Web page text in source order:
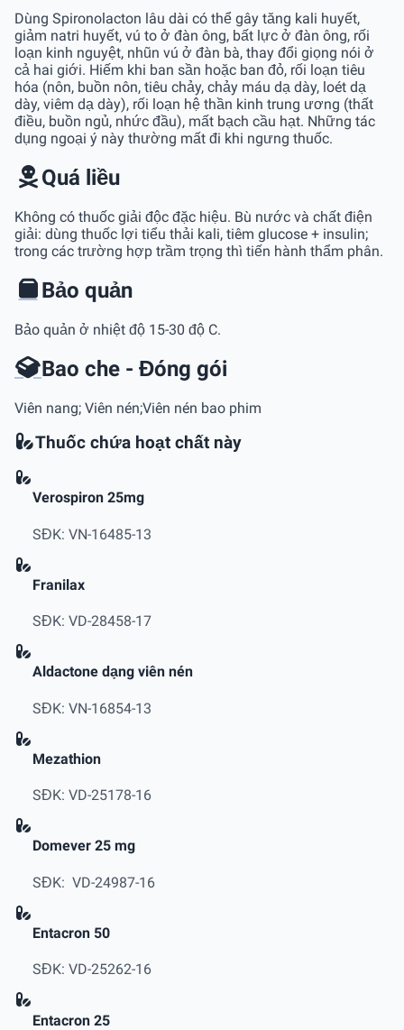
Dùng Spironolacton lâu dài có thể gây tăng kali huyết,
giảm natri huyết, vú to ở đàn ông, bất lực ở đàn ông, rối
loạn kinh nguyệt, nhũn vú ở đàn bà, thay đổi giọng nói ở
cả hai giới. Hiếm khi ban sần hoặc ban đỏ, rối loạn tiêu
hóa (nôn, buồn nôn, tiêu chảy, chảy máu dạ dày, loét dạ
dày, viêm dạ dày), rối loạn hệ thần kinh trung ương (thất
điều, buồn ngủ, nhức đầu), mất bạch cầu hạt. Những tác
dụng ngoại ý này thường mất đi khi ngưng thuốc.
Quá liều
Không có thuốc giải độc đặc hiệu. Bù nước và chất điện
giải: dùng thuốc lợi tiểu thải kali, tiêm glucose + insulin;
trong các trường hợp trầm trọng thì tiến hành thẩm phân.
Bảo quản
Bảo quản ở nhiệt độ 15-30 độ C.
Bao che - Đóng gói
Viên nang; Viên nén;Viên nén bao phim
Thuốc chứa hoạt chất này
Verospiron 25mg
SĐK: VN-16485-13
Franilax
SĐK: VD-28458-17
Aldactone dạng viên nén
SĐK: VN-16854-13
Mezathion
SĐK: VD-25178-16
Domever 25 mg
SĐK: VD-24987-16
Entacron 50
SĐK: VD-25262-16
Entacron 25